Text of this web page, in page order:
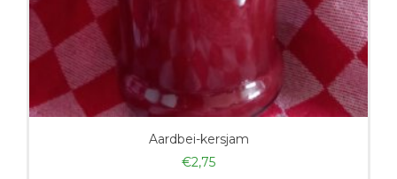
Aardbei-kersjam
€2,75